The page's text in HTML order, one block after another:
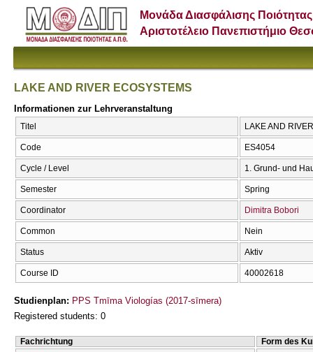
Μονάδα Διασφάλισης Ποιότητας
Αριστοτέλειο Πανεπιστήμιο
LAKE AND RIVER ECOSYSTEMS
Informationen zur Lehrveranstaltung
Titel LAKE AND
Code ES4054
Cycle / Level 1. Grund- und
Semester Spring
Coordinator Dimitra Bobori
Common Nein
Status Aktiv
Course ID 40002618
Studienplan: PPS Tmīma Viologías (2017-sīmera)
Registered students: 0
Fachrichtung
Form des